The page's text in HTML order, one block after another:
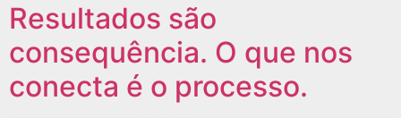
Resultados são
consequência. O que nos
conecta é o processo.